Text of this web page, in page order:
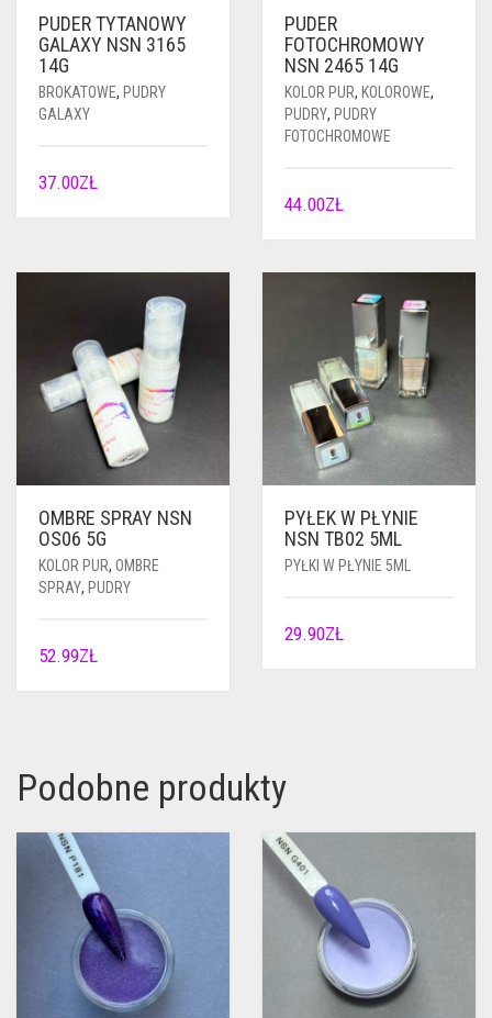
PUDER TYTANOWY
GALAXY NSN 3165
14G
BROKATOWE, PUDRY
GALAXY
37.00ZŁ
PUDER
FOTOCHROMOWY
NSN 2465 14G
KOLOR PUR, KOLOROWE,
PUDRY, PUDRY
FOTOCHROMOWE
44.00ZŁ
OMBRE SPRAY NSN
OS06 5G
KOLOR PUR, OMBRE
SPRAY, PUDRY
52.99ZŁ
PYŁEK W PŁYNIE
NSN TB02 5ML
PYŁKI W PŁYNIE 5ML
29.90ZŁ
Podobne produkty